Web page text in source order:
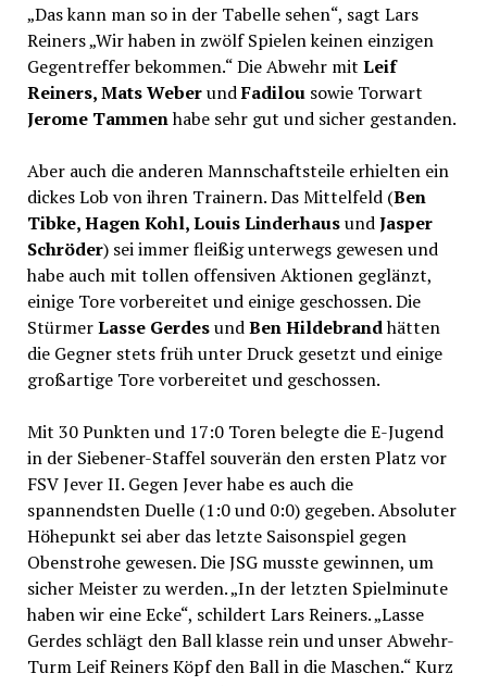
„Das kann man so in der Tabelle sehen“, sagt Lars
Reiners „Wir haben in zwölf Spielen keinen einzigen
Gegentreffer bekommen.“ Die Abwehr mit Leif
Reiners, Mats WeberundFadilou sowie Torwart
Jerome Tammenhabe sehr gut und sicher gestanden.
Aber auch die anderen Mannschaftsteile erhielten ein
dickes Lob von ihren Trainern. Das Mittelfeld (Ben
Tibke, Hagen Kohl, Louis LinderhausundJasper
Schröder) sei immer fleißig unterwegs gewesen und
habe auch mit tollen offensiven Aktionen geglänzt,
einige Tore vorbereitet und einige geschossen. Die
StürmerLasse GerdesundBen Hildebrandhätten
die Gegner stets früh unter Druck gesetzt und einige
großartige Tore vorbereitet und geschossen.
Mit 30 Punkten und 17:0 Toren belegte die E-Jugend
in der Siebener-Staffel souverän den ersten Platz vor
FSV Jever II. Gegen Jever habe es auch die
spannendsten Duelle (1:0 und 0:0) gegeben. Absoluter
Höhepunkt sei aber das letzte Saisonspiel gegen
Obenstrohe gewesen. Die JSG musste gewinnen, um
sicher Meister zu werden. „In der letzten Spielminute
haben wir eine Ecke“, schildert Lars Reiners. „Lasse
Gerdes schlägt den Ball klasse rein und unser Abwehr-
Turm Leif Reiners Köpf den Ball in die Maschen.“ Kurz